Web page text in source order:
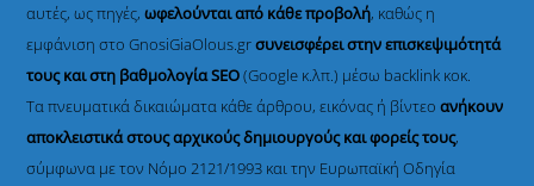
αυτές, ως πηγές,ωφελούνται από κάθε προβολή, καθώς η
εμφάνιση στο GnosiGiaOlous.grσυνεισφέρει στην επισκεψιμότητά
τους και στη βαθμολογία SEO(Google κ.λπ.) μέσω backlink κοκ.
Τα πνευματικά δικαιώματα κάθε άρθρου, εικόνας ή βίντεοανήκουν
αποκλειστικά στους αρχικούς δημιουργούς και φορείς τους,
σύμφωνα με τον Νόμο 2121/1993 και την Ευρωπαϊκή Οδηγία